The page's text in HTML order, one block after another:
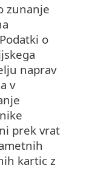
zunanje
o
naprav
v
prek vrat
kartic z